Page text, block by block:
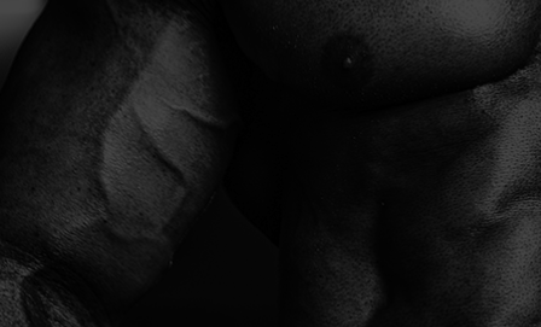
ТЕХНОЛОГИЯ
EXTRIFIT® КОМАНДА
КОНТАКТ
КАТАЛОГ